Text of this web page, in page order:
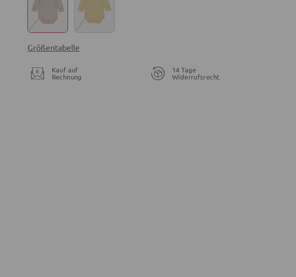
Größentabelle
Kauf auf
Rechnung
14 Tage
Widerrufsrecht